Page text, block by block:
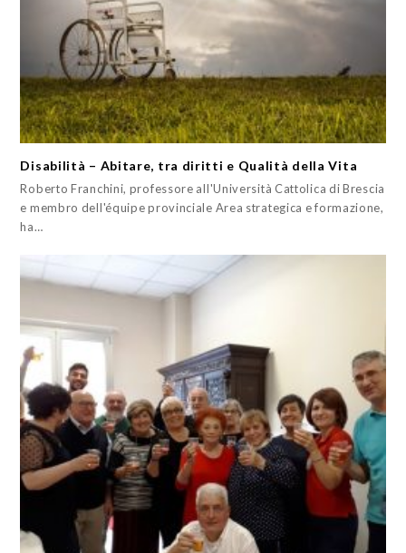
Disabilità – Abitare, tra diritti e Qualità della Vita
Roberto Franchini, professore all'Università Cattolica di Brescia
e membro dell'équipe provinciale Area strategica e formazione,
ha…